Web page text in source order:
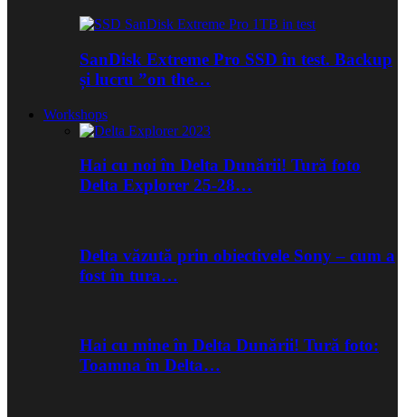
SanDisk Extreme Pro SSD în test. Backup
și lucru ”on the…
Workshops
Hai cu noi în Delta Dunării! Tură foto
Delta Explorer 25-28…
Delta văzută prin obiectivele Sony – cum a
fost în tura…
Hai cu mine în Delta Dunării! Tură foto:
Toamna în Delta…